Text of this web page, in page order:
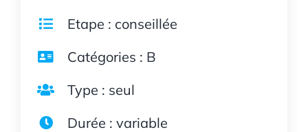
Etape : conseillée
Catégories : B
Type : seul
Durée : variable